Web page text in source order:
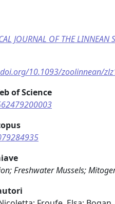
JOURNAL OF THE LINNEAN
10.1093/zoolinnean/
of Science
Freshwater Mussels;